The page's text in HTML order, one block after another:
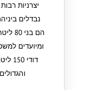
יצרניות
נבדלים
והגדולים